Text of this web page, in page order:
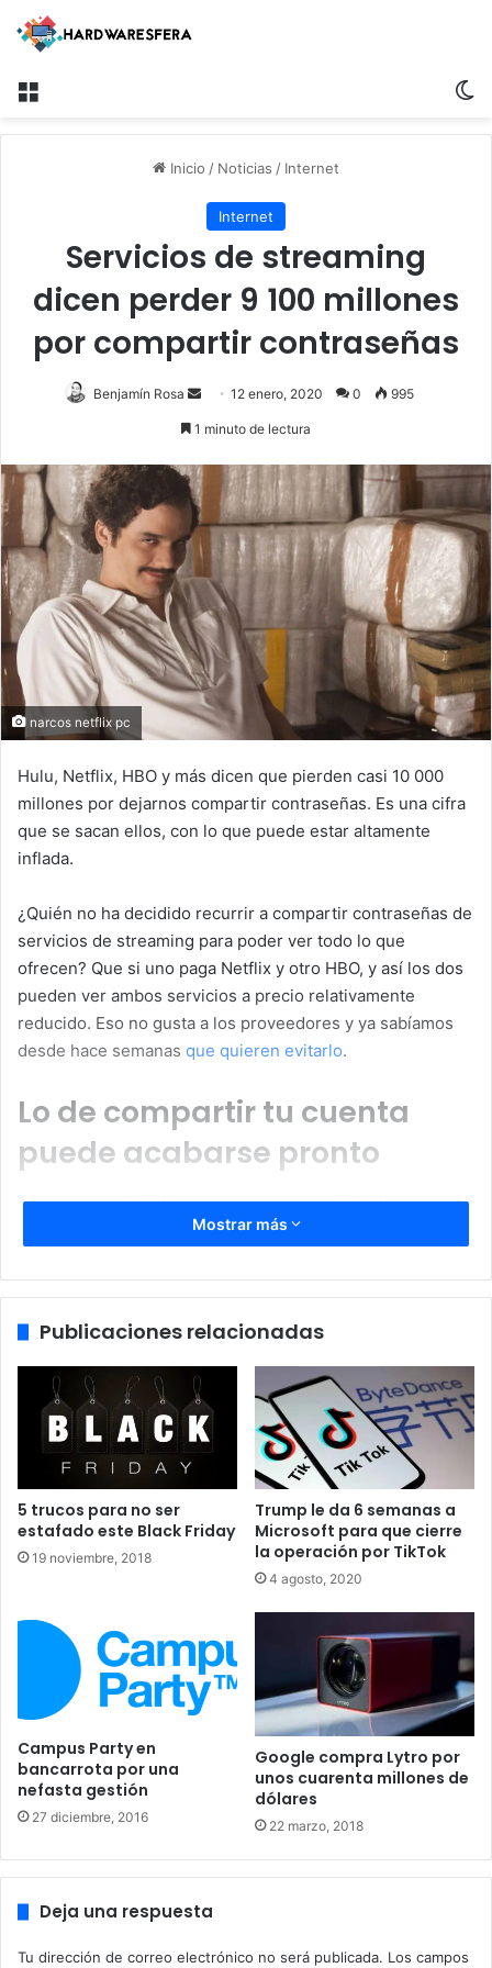
Menú
Inicio / Noticias / Internet
Internet
Servicios de streaming
dicen perder 9 100 millones
por compartir contraseñas
Benjamín Rosa
Send12 enero, 2020 0 995
1 minuto de lectura
narcos netflix pc
Hulu, Netflix, HBO y más dicen que pierden casi 10 000
millones por dejarnos compartir contraseñas. Es una cifra
que se sacan ellos, con lo que puede estar altamente
inflada.
¿Quién no ha decidido recurrir a compartir contraseñas de
servicios de streaming para poder ver todo lo que
ofrecen? Que si uno paga Netflix y otro HBO, y así los dos
pueden ver ambos servicios a precio relativamente
reducido. Eso no gusta a los proveedores y ya sabíamos
desde hace semanas que quieren evitarlo.
Lo de compartir tu cuenta
puede acabarse pronto
En su momento dijimos que van a poner métodos para que
sea difícil compartir contraseñas con otros usuarios como
contrata… Todo para que la suscripción se quede en un
usuarios sea tan difícil que les compense tener la suya
propia.
Pero tienen como objetivo leyes de neutralidad en la red y
de protección de datos. Mientras tanto se les ha
ocurridootra idea: culpar a los usuarios. Según Netflix,
Amazon, hulu, Hbo… el acto de dejar tu cuenta a otros
usuario les reporta pérdidas de 9 100 millones de dólares
desde que iniciaron sus servicios.
millones de dólares. ¿Qué significa esto? Pues
Mostrar más
Publicaciones relacionadas
5 trucos para no ser
estafado este Black Friday
19 noviembre, 2018
Trump le da 6 semanas a
Microsoft para que cierre
la operación por TikTok
4 agosto, 2020
Campus Party en
bancarrota por una
nefasta gestión
27 diciembre, 2016
Google compra Lytro por
unos cuarenta millones de
dólares
22 marzo, 2018
Deja una respuesta
Tu dirección de correo electrónico no será publicada. Los campos